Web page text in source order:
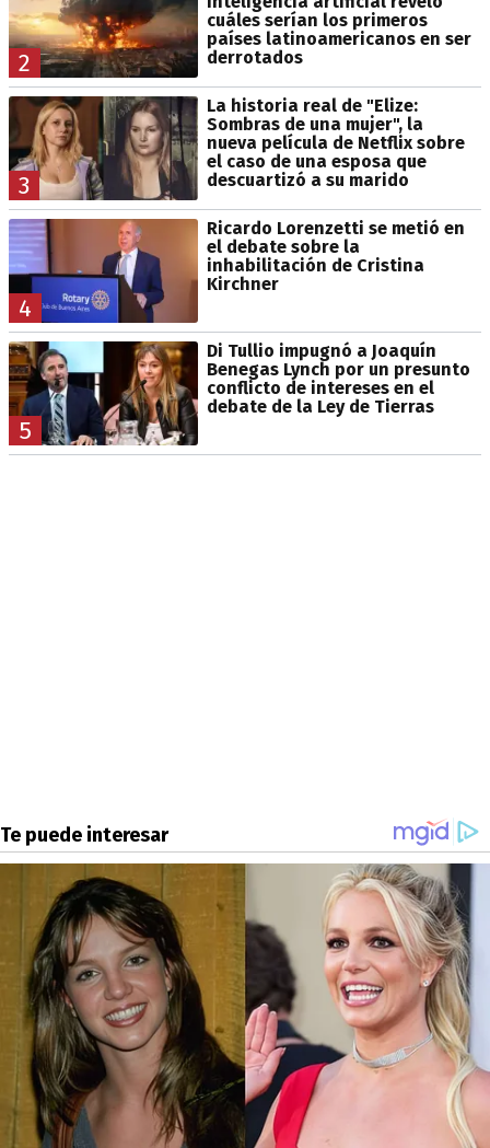
2
cuáles serían los primeros
países latinoamericanos en ser
derrotados
3
La historia real de "Elize:
Sombras de una mujer", la
nueva película de Netflix sobre
el caso de una esposa que
descuartizó a su marido
4
Ricardo Lorenzetti se metió en
el debate sobre la
inhabilitación de Cristina
Kirchner
5
Di Tullio impugnó a Joaquín
Benegas Lynch por un presunto
conflicto de intereses en el
debate de la Ley de Tierras